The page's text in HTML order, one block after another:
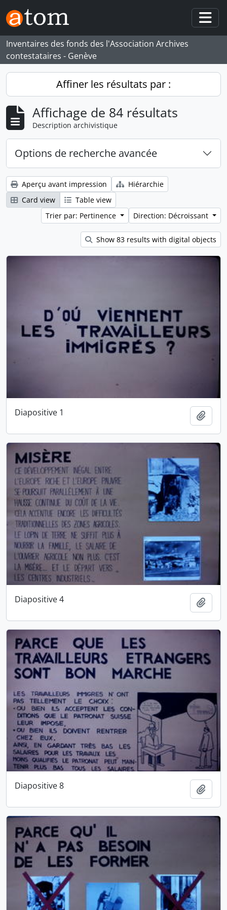
Skip to main content
Inventaires des fonds des l'Association Archives
contestataires - Genève
Affiner les résultats par :
Affichage de 84 résultats
Description archivistique
Options de recherche avancée
Aperçu avant impression
Hiérarchie
Card view
Table view
Trier par: Pertinence
Direction: Décroissant
Show 83 results with digital objects
Diapositive 1
Diapositive 4
Diapositive 8